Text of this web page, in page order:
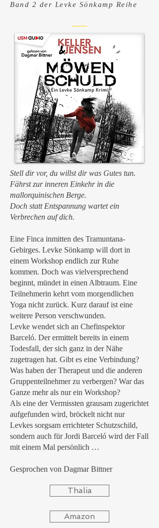
Band 2 der Levke Sönkamp Reihe
Stell dir vor, du willst dir was Gutes tun.
Fährst zur inneren Einkehr in die
mallorquinischen Berge.
Doch statt Entspannung wartet ein
Verbrechen auf dich.
Eine Finca inmitten des Tramuntana-
Gebirges. Levke Sönkamp will dort in
einem Workshop endlich zur Ruhe
kommen. Doch was vielversprechend
beginnt, mündet in einen Albtraum. Eine
Teilnehmerin kehrt vom morgendlichen
Yoga nicht zurück. Kurz darauf ist eine
weitere Person verschwunden.
Levke wendet sich an Chefinspektor
Barceló. Der ermittelt bereits in einem
Todesfall, der sich ganz in der Nähe
zugetragen hat. Gibt es eine Verbindung?
Was haben der Therapeut und die anderen
Gruppenteilnehmer zu verbergen? War das
Ganze mehr als nur ein Workshop?
Als eine der Vermissten grausam zugerichtet
aufgefunden wird, bröckelt nicht nur
Levkes sorgsam errichteter Schutzschild,
sondern auch für Jordi Barceló wird der Fall
mit einem Mal persönlich …
Gesprochen von Dagmar Bittner
Thalia
Amazon